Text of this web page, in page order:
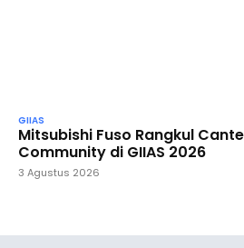
GIIAS
Mitsubishi Fuso Rangkul
Community di GIIAS 2026
3 Agustus 2026